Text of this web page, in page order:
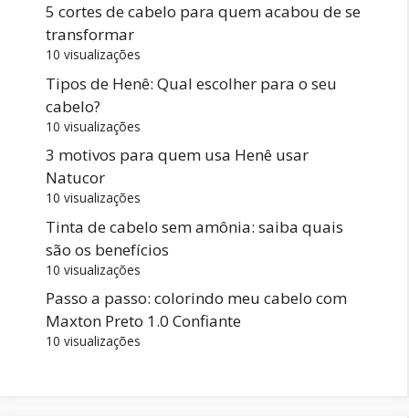
5 cortes de cabelo para quem acabou de se
transformar
10 visualizações
Tipos de Henê: Qual escolher para o seu
cabelo?
10 visualizações
3 motivos para quem usa Henê usar
Natucor
10 visualizações
Tinta de cabelo sem amônia: saiba quais
são os benefícios
10 visualizações
Passo a passo: colorindo meu cabelo com
Maxton Preto 1.0 Confiante
10 visualizações